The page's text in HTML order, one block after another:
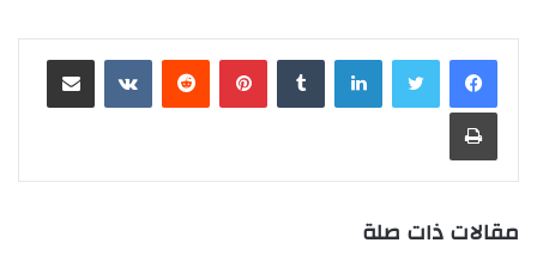
لينكدإن بينتيريست مشاركة عبر البريد
طباعة
مقالات ذات صلة